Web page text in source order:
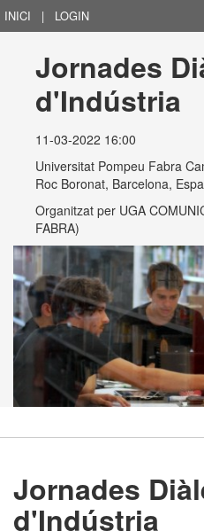
INICI | LOGIN
Jornades
d'Indústria
11-03-2022 16:00
Universitat Pompeu Fabra
Roc Boronat, Barcelona,
Organitzat per UGA
FABRA)
Jornades
d'Indústria